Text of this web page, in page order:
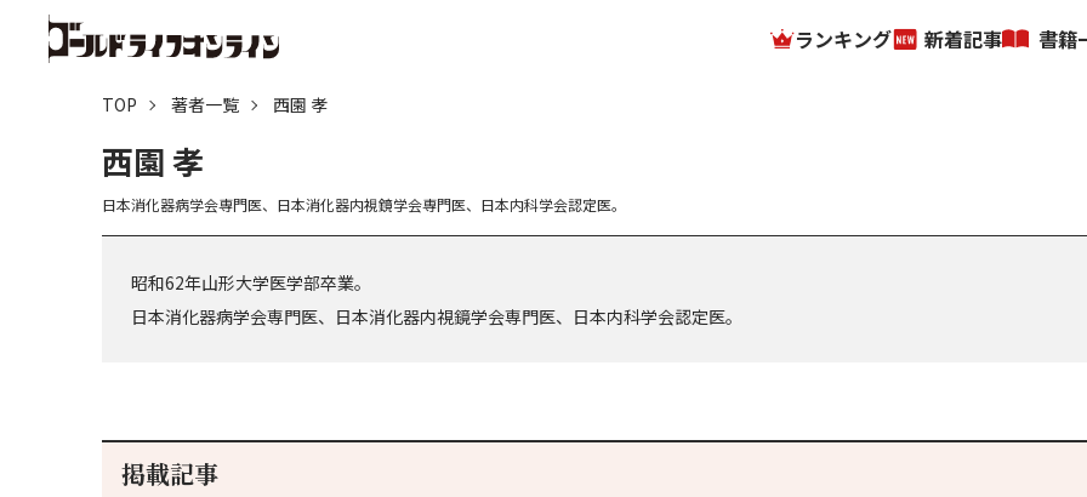
ランキング 新着記事 書籍
TOP 著者一覧 西園 孝
西園 孝
日本消化器病学会専門医、日本消化器内視鏡学会専門医、日本内科学会認定医。
昭和62年山形大学医学部卒業。
日本消化器病学会専門医、日本消化器内視鏡学会専門医、日本内科学会認定医。
掲載記事